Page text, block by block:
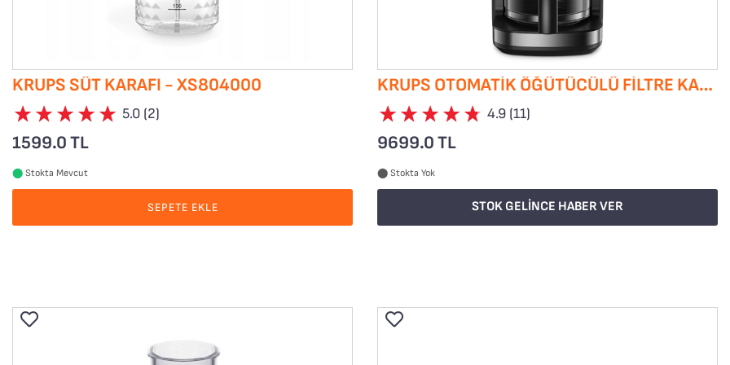
KRUPS OTOMATIK ÖĞÜTÜCÜLÜ FILTRE KAHVE MAKINESI
4.9 (11)
9699.0 TL
⬤ Stokta Yok
STOK GELİNCE HABER VER
KRUPS SÜT KARAFI - XS804000
5.0 (2)
1599.0 TL
⬤ Stokta Mevcut
SEPETE EKLE